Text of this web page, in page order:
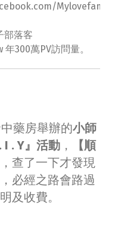
部落客
300萬PV訪問量。
藥房舉辦的小師
I . Y』活動 ，
【順
查了一下才發現
必經之路會路過
及收費。